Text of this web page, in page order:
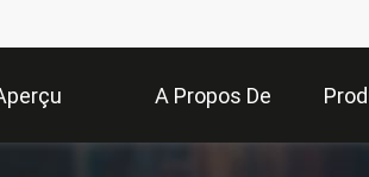
A Propos De